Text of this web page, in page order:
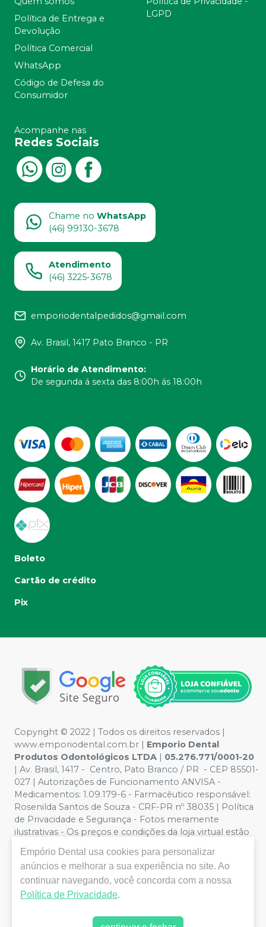
Política de Entrega e
Devolução
Política Comercial
WhatsApp
Código de Defesa do
Consumidor
LGPD
Acompanhe nas
Redes Sociais
Chame no WhatsApp
(46) 99130-3678
Atendimento
(46) 3225-3678
emporiodentalpedidos@gmail.com
Av. Brasil, 1417 Pato Branco - PR
Horário de Atendimento:
De segunda á sexta das 8:00h ás 18:00h
Boleto
Cartão de crédito
Pix
Copyright © 2022 | Todos os direitos reservados |
www.emporiodental.com.br | Emporio Dental
Produtos Odontológicos LTDA | 05.276.771/0001-20
| Av. Brasil, 1417 - Centro, Pato Branco / PR - CEP 85501-
027 | Autorizações de Funcionamento ANVISA -
Medicamentos: 1.09.179-6 - Farmacêutico responsável:
Rosenilda Santos de Souza - CRF-PR nº 38035 | Política
de Privacidade e Segurança - Fotos meramente
ilustrativas - Os preços e condições da loja virtual estão
no site, o valor válido é o do Carrinho de Compra. Não
vendemos por atacado, por isso nos reservamos o
direito de não atender compras de grandes volumes
pelo site.
Empório Dental usa cookies para personalizar
anúncios e melhorar a sua experiência no site. Ao
continuar navegando, você concorda com a nossa
Política de Privacidade.